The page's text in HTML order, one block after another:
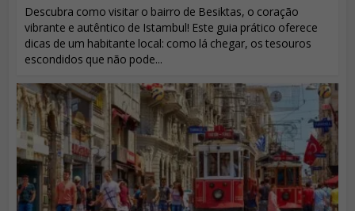
Descubra como visitar o bairro de Besiktas, o coração
vibrante e autêntico de Istambul! Este guia prático oferece
dicas de um habitante local: como lá chegar, os tesouros
escondidos que não pode...